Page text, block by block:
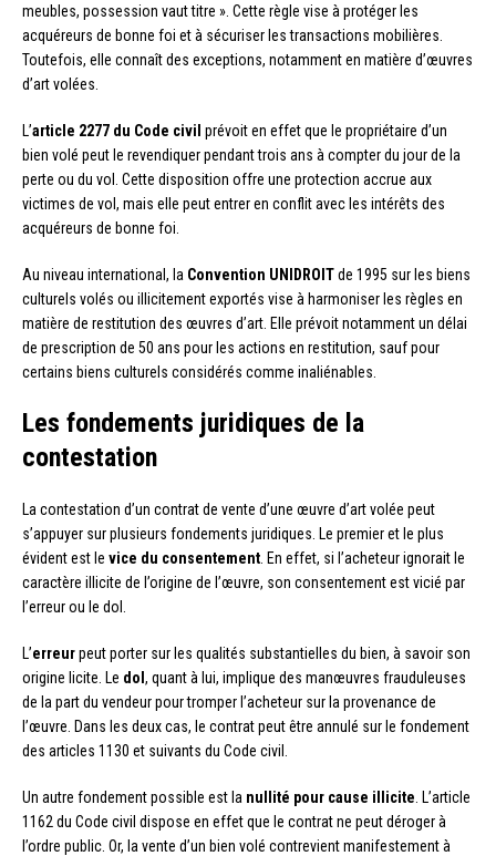
meubles, possession vaut titre ». Cette règle vise à protéger les
acquéreurs de bonne foi et à sécuriser les transactions mobilières.
Toutefois, elle connaît des exceptions, notamment en matière d’œuvres
d’art volées.
L’article 2277 du Code civil prévoit en effet que le propriétaire d’un
bien volé peut le revendiquer pendant trois ans à compter du jour de la
perte ou du vol. Cette disposition offre une protection accrue aux
victimes de vol, mais elle peut entrer en conflit avec les intérêts des
acquéreurs de bonne foi.
Au niveau international, la Convention UNIDROITde 1995 sur les biens
culturels volés ou illicitement exportés vise à harmoniser les règles en
matière de restitution des œuvres d’art. Elle prévoit notamment un délai
de prescription de 50 ans pour les actions en restitution, sauf pour
certains biens culturels considérés comme inaliénables.
Les fondements juridiques de la
contestation
La contestation d’un contrat de vente d’une œuvre d’art volée peut
s’appuyer sur plusieurs fondements juridiques. Le premier et le plus
évident est le vice du consentement . En effet, si l’acheteur ignorait le
caractère illicite de l’origine de l’œuvre, son consentement est vicié par
l’erreur ou le dol.
L’erreurpeut porter sur les qualités substantielles du bien, à savoir son
origine licite. Le dol, quant à lui, implique des manœuvres frauduleuses
de la part du vendeur pour tromper l’acheteur sur la provenance de
l’œuvre. Dans les deux cas, le contrat peut être annulé sur le fondement
des articles 1130 et suivants du Code civil.
Un autre fondement possible est la nullité pour cause illicite . L’article
1162 du Code civil dispose en effet que le contrat ne peut déroger à
l’ordre public. Or, la vente d’un bien volé contrevient manifestement à